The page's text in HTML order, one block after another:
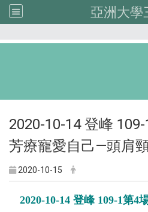
亞洲大學
2020-10-14 登峰
芳療寵愛自己—頭肩
2020-10-15
2020-10-14 登峰 109-1第4